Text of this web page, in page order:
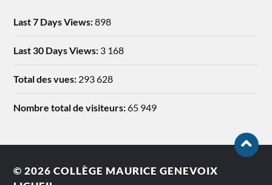
Last 7 Days Views:898
Last 30 Days Views: 3 168
Total des vues: 293 628
Nombre total de visiteurs:65 949
© 2026COLLÈGE MAURICE GENEVOIX